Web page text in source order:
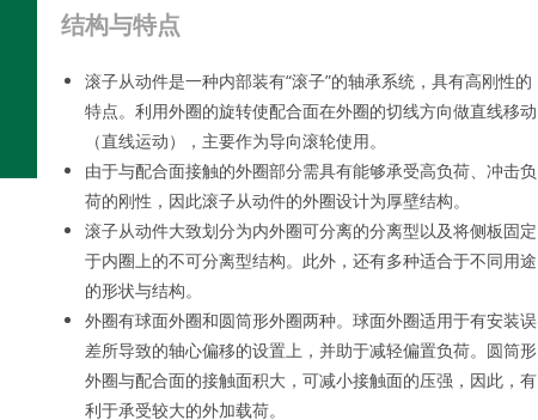
结构与特点
滚子从动件是一种内部装有“滚子”的轴承系统，具有高刚性的
特点。利用外圈的旋转使配合面在外圈的切线方向做直线移动
（直线运动），主要作为导向滚轮使用。
由于与配合面接触的外圈部分需具有能够承受高负荷、冲击负
荷的刚性，因此滚子从动件的外圈设计为厚壁结构。
滚子从动件大致划分为内外圈可分离的分离型以及将侧板固定
于内圈上的不可分离型结构。此外，还有多种适合于不同用途
的形状与结构。
外圈有球面外圈和圆筒形外圈两种。球面外圈适用于有安装误
差所导致的轴心偏移的设置上，并助于减轻偏置负荷。圆筒形
外圈与配合面的接触面积大，可减小接触面的压强，因此，有
利于承受较大的外加载荷。